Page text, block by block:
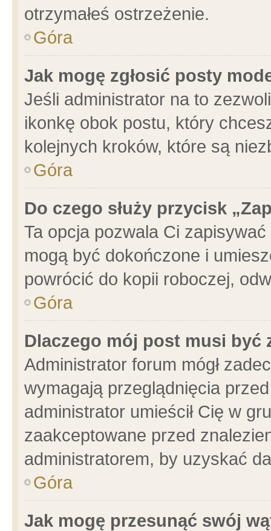
otrzymałeś ostrzeżenie.
Góra
Jak mogę zgłosić posty
Jeśli administrator na to
ikonkę obok postu, który
kolejnych kroków, które są
Góra
Do czego służy przycisk
Ta opcja pozwala Ci
mogą być dokończone i
powrócić do kopii roboczej,
Góra
Dlaczego mój post musi być
Administrator forum mógł
wymagają przeglądnięcia
administrator umieścił Cię w
zaakceptowane przed
administratorem, by uzyskać
Góra
Jak mogę przesunąć swój